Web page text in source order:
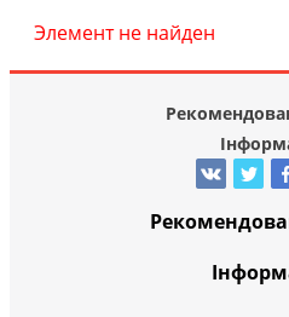
Элемент не найден